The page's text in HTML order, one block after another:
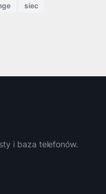
siec
i baza telefonów.